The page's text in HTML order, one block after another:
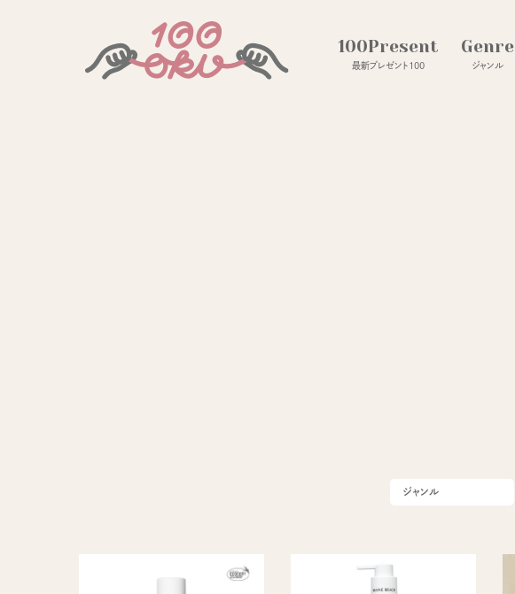
100Present
最新プレゼント100
Genre
ジャンル